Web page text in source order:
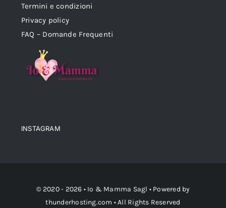
Termini e condizioni
Privacy policy
FAQ – Domande Frequenti
INSTAGRAM
© 2020 - 2026 • Io & Mamma Sagl • Powered by
thunderhosting.com • All Rights Reserved